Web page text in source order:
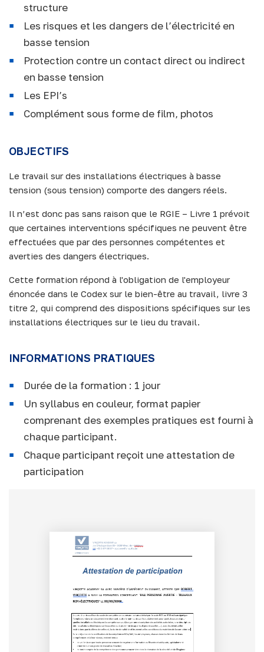
structure
Les risques et les dangers de l’électricité en
basse tension
Protection contre un contact direct ou indirect
en basse tension
Les EPI’s
Complément sous forme de film, photos
OBJECTIFS
Le travail sur des installations électriques à basse
tension (sous tension) comporte des dangers réels.
Il n’est donc pas sans raison que le RGIE – Livre 1 prévoit
que certaines interventions spécifiques ne peuvent être
effectuées que par des personnes compétentes et
averties des dangers électriques.
Cette formation répond à l'obligation de l'employeur
énoncée dans le Codex sur le bien-être au travail, livre 3
titre 2, qui comprend des dispositions spécifiques sur les
installations électriques sur le lieu du travail.
INFORMATIONS PRATIQUES
Durée de la formation : 1 jour
Un syllabus en couleur, format papier
comprenant des exemples pratiques est fourni à
chaque participant.
Chaque participant reçoit une attestation de
participation